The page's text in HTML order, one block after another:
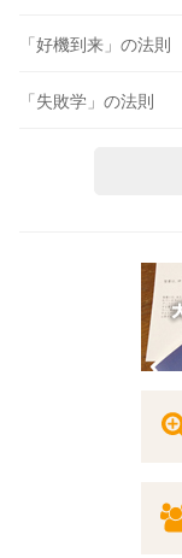
「好機到来」の法則
「失敗学」の法則